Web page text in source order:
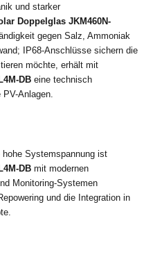
und starker
Doppelglas JKM460N-
gegen Salz, Ammoniak
IP68-Anschlüsse sichern die
möchte, erhält mit
DB eine technisch
Anlagen.
hohe Systemspannung ist
DB mit modernen
Monitoring-Systemen
und die Integration in